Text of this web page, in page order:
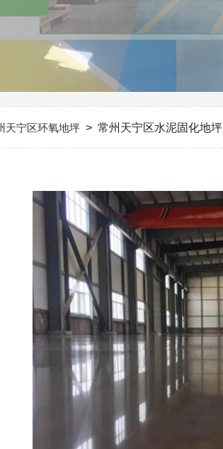
天宁区环氧地坪 > 常州天宁区水泥固化地坪